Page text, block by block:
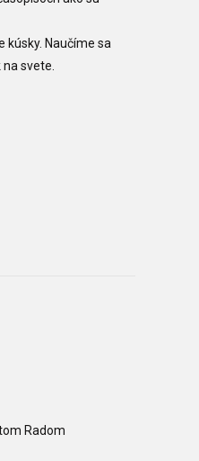
kúsky. Naučíme sa
svete.
Radom